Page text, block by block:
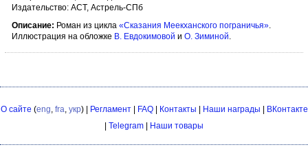
Издательство: АСТ, Астрель-СПб
Описание: Роман из цикла «Сказания Меекханского пограничья».
Иллюстрация на обложке В. Евдокимовой и О. Зиминой.
О сайте (eng, fra, укр) | Регламент| FAQ| Контакты Наши награды
ВКонтакте
Telegram Наши товары